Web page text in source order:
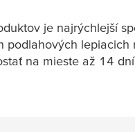
je najrýchlejší
podlahových
na mieste až 14